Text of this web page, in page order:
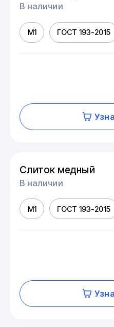
В наличии
М1 ГОСТ 193-2015
Слиток медный
В наличии
М1 ГОСТ 193-2015